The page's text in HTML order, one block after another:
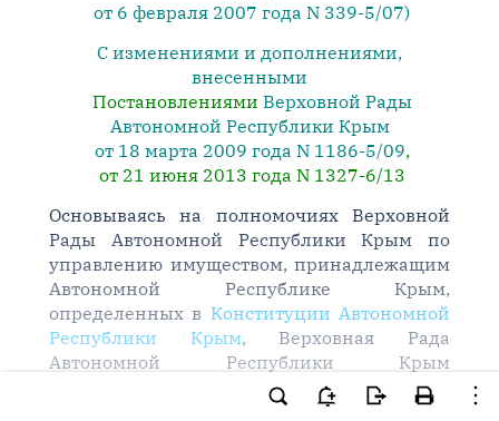
от 6 февраля 2007 года N 339-5/07)
С изменениями и дополнениями,
внесенными
Постановлениями Верховной Рады
Автономной Республики Крым
от 18 марта 2009 года N 1186-5/09,
от 21 июня 2013 года N 1327-6/13
Основываясь на полномочиях Верховной
Рады Автономной Республики Крым по
управлению имуществом, принадлежащим
Автономной Республике Крым,
определенных в Конституции Автономной
Республики Крым, Верховная Рада
Автономной Республики Крым